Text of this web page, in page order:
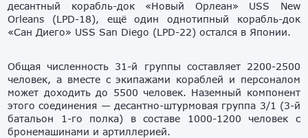
десантный корабль-док «Новый Орлеан» USS New
Orleans (LPD-18), ещё один однотипный корабль-док
«Сан Диего» USS San Diego (LPD-22) остался в Японии.
Общая численность 31-й группы составляет 2200-2500
человек, а вместе с экипажами кораблей и персоналом
может доходить до 5500 человек. Наземный компонент
этого соединения — десантно-штурмовая группа 3/1 (3-й
батальон 1-го полка) в составе 1000-1200 человек с
бронемашинами и артиллерией.